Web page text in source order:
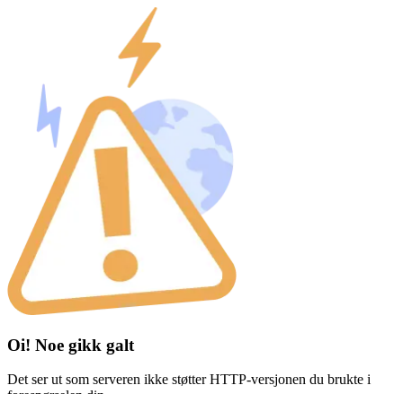
Oi! Noe gikk galt
Det ser ut som serveren ikke støtter HTTP-versjonen du brukte i